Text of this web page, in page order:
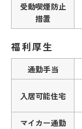
受動喫煙防止
措置
福利厚生
通勤手当
入居可能住宅
マイカー通勤